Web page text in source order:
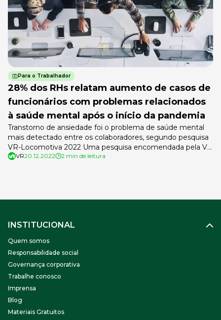
Para o Trabalhador
28% dos RHs relatam aumento de casos de
funcionários com problemas relacionados
à saúde mental após o início da pandemia
Transtorno de ansiedade foi o problema de saúde mental
mais detectado entre os colaboradores, segundo pesquisa
VR-Locomotiva 2022 Uma pesquisa encomendada pela VR
ao Instituto Locomotiva mostra que 28% das empresas
VR20.12.2022 2 min de leitura
INSTITUCIONAL
Quem somos
Responsabilidade social
Governança corporativa
Trabalhe conosco
Imprensa
Blog
Materiais Gratuitos